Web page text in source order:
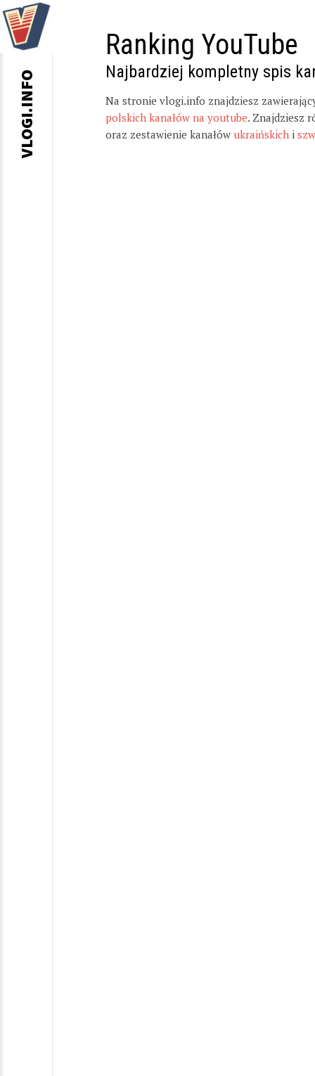
Ranking YouTube
Najbardziej kompletny spis
Na stronie vlogi.info znajdziesz
polskich kanałów na youtube. Znajdziesz
oraz zestawienie kanałów ukraińskich i
VLOGI.INFO